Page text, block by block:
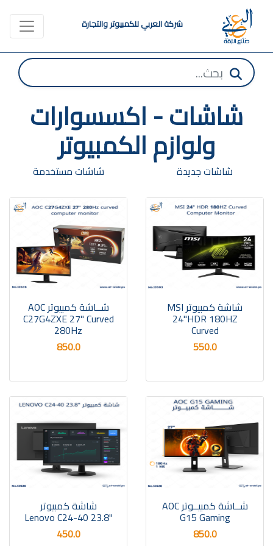
شركة العربي للكمبيوتر والتجارة
شاشات - اكسسوارات
ولوازم الكمبيوتر
شاشات جديدة شاشات مستخدمة
شاشة كمبيوتر MSI
24"HDR 180HZ
Curved
550.0
شــاشة كمبيوتر AOC
C27G4ZXE 27" Curved
280Hz
850.0
شــاشة كمبيــوتر AOC
G15 Gaming
850.0
شاشة كمبيوتر
"Lenovo C24-40 23.8
450.0